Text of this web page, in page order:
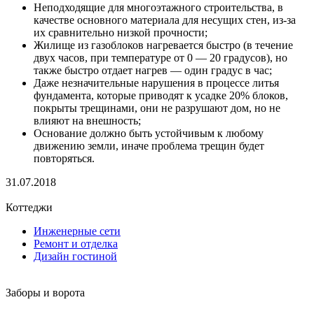
Неподходящие для многоэтажного строительства, в
качестве основного материала для несущих стен, из-за
их сравнительно низкой прочности;
Жилище из газоблоков нагревается быстро (в течение
двух часов, при температуре от 0 — 20 градусов), но
также быстро отдает нагрев — один градус в час;
Даже незначительные нарушения в процессе литья
фундамента, которые приводят к усадке 20% блоков,
покрыты трещинами, они не разрушают дом, но не
влияют на внешность;
Основание должно быть устойчивым к любому
движению земли, иначе проблема трещин будет
повторяться.
31.07.2018
Коттеджи
Инженерные сети
Ремонт и отделка
Дизайн гостиной
Заборы и ворота